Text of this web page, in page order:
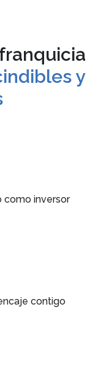
y
como inversor
contigo